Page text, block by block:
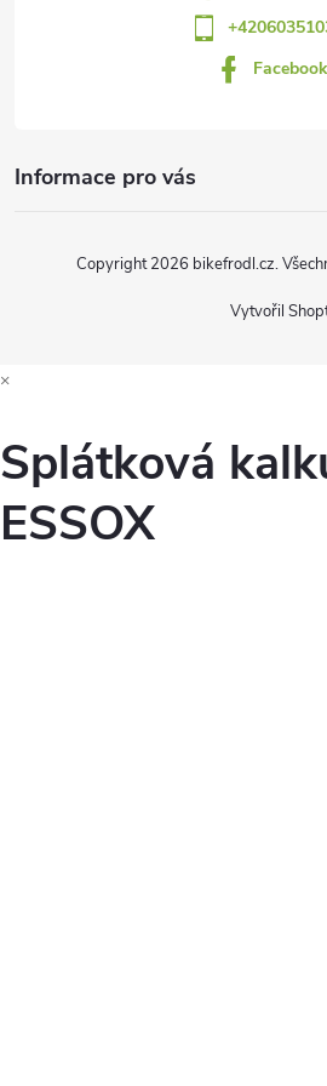
Facebook
Informace pro vás
Vytvořil
Copyright 2026 bikefrodl.cz.
×
Splátková
ESSOX